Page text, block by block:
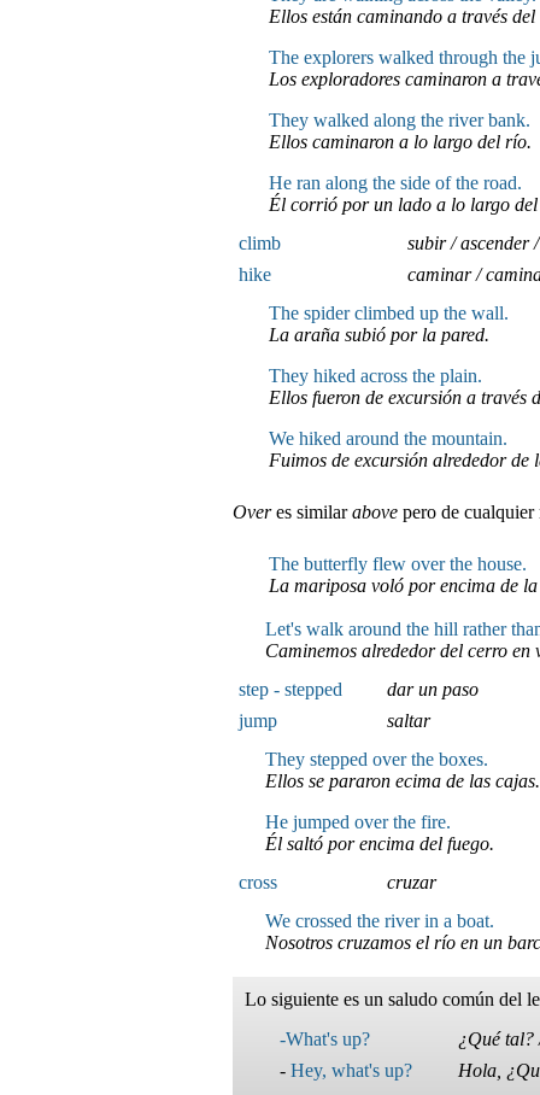
Ellos están caminando a través
The explorers walked through the
Los exploradores caminaron a
They walked along the river bank.
Ellos caminaron a lo largo del río.
He ran along the side of the road.
Él corrió por un lado a lo largo
climb
subir / ascender
hike
caminar /
The spider climbed up the wall.
La araña subió por la pared.
They hiked across the plain.
Ellos fueron de excursión a través
We hiked around the mountain.
Fuimos de excursión alrededor de
Overes similarabove pero de cualquier
The butterfly flew over the house.
La mariposa voló por encima de la
Let's walk around the hill rather
Caminemos alrededor del cerro en
step - stepped
dar un paso
jump
saltar
They stepped over the boxes.
Ellos se pararon ecima de las cajas.
He jumped over the fire.
Él saltó por encima del fuego.
cross
cruzar
We crossed the river in a boat.
Nosotros cruzamos el río en un
Lo siguiente es un saludo común del
-What's up?
¿Qué tal?
- Hey, what's up? Hola,